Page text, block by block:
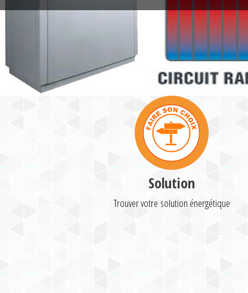
Solution
Trouver votre solution énergétique